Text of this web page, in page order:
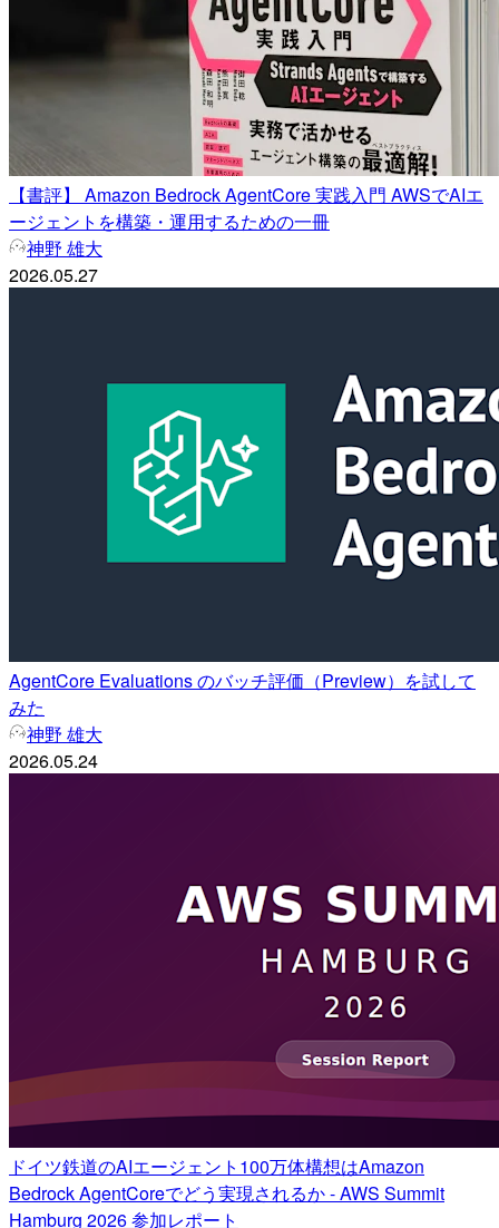
【書評】 Amazon Bedrock AgentCore 実践入門 AWSでAIエ
ージェントを構築・運用するための一冊
神野 雄大
2026.05.27
AgentCore Evaluations のバッチ評価（Preview）を試して
みた
神野 雄大
2026.05.24
ドイツ鉄道のAIエージェント100万体構想はAmazon
Bedrock AgentCoreでどう実現されるか - AWS Summit
Hamburg 2026 参加レポート